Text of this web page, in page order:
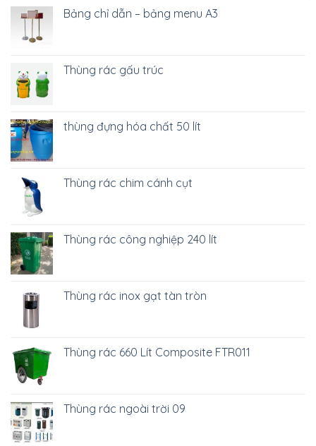
Bảng chỉ dẫn – bảng menu A3
Thùng rác gấu trúc
thùng đựng hóa chất 50 lít
Thùng rác chim cánh cụt
Thùng rác công nghiệp 240 lít
Thùng rác inox gạt tàn tròn
Thùng rác 660 Lít Composite FTR011
Thùng rác ngoài trời 09